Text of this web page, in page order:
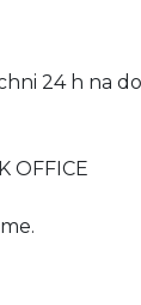
24 h na
OFFICE
.